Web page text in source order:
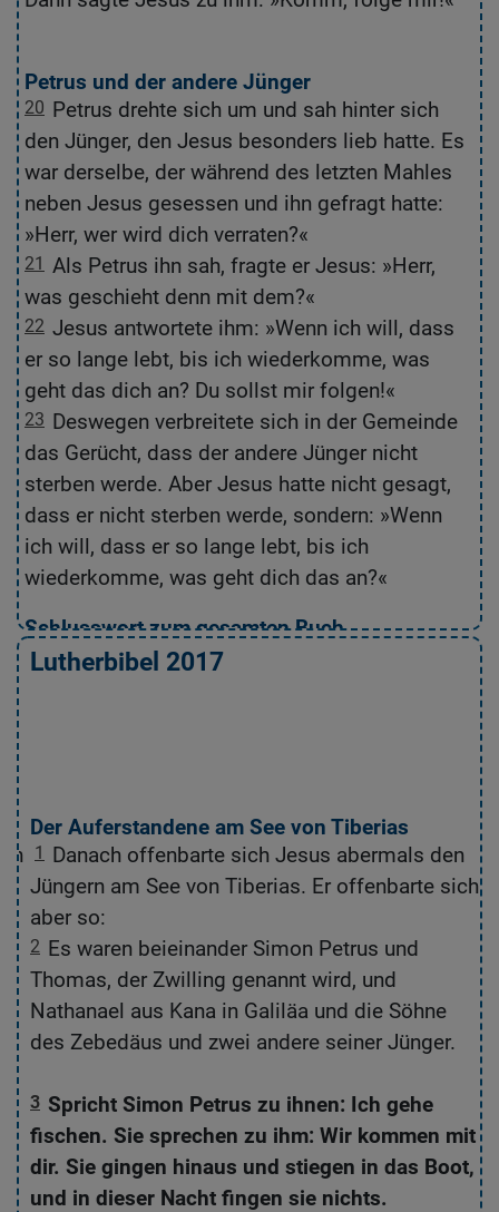
Petrus und der andere Jünger
20 Petrus drehte sich um und sah hinter sich
den Jünger, den Jesus besonders lieb hatte. Es
war derselbe, der während des letzten Mahles
neben Jesus gesessen und ihn gefragt hatte:
»Herr, wer wird dich verraten?«
21 Als Petrus ihn sah, fragte er Jesus: »Herr,
was geschieht denn mit dem?«
22 Jesus antwortete ihm: »Wenn ich will, dass
er so lange lebt, bis ich wiederkomme, was
geht das dich an? Du sollst mir folgen!«
23 Deswegen verbreitete sich in der Gemeinde
das Gerücht, dass der andere Jünger nicht
sterben werde. Aber Jesus hatte nicht gesagt,
dass er nicht sterben werde, sondern: »Wenn
ich will, dass er so lange lebt, bis ich
wiederkomme, was geht dich das an?«
Schlusswort zum gesamten Buch
24
Dieser Jünger ist es, der alles bezeugt, was
ich denke, die ganze Welt könnte die Bücher
nicht fassen, die dann geschrieben werden
müssten.
Gute Nachricht Bibel, durchgesehene Neuausgabe, © 2018 Deutsche
20
21
22
23
24
25
Lutherbibel 2017
Der Auferstandene am See von Tiberias
1 Danach offenbarte sich Jesus abermals den
Jüngern am See von Tiberias. Er offenbarte sich
aber so:
2 Es waren beieinander Simon Petrus und
Thomas, der Zwilling genannt wird, und
Nathanael aus Kana in Galiläa und die Söhne
des Zebedäus und zwei andere seiner Jünger.
3 Spricht Simon Petrus zu ihnen: Ich gehe
fischen. Sie sprechen zu ihm: Wir kommen mit
dir. Sie gingen hinaus und stiegen in das Boot,
und in dieser Nacht fingen sie nichts.